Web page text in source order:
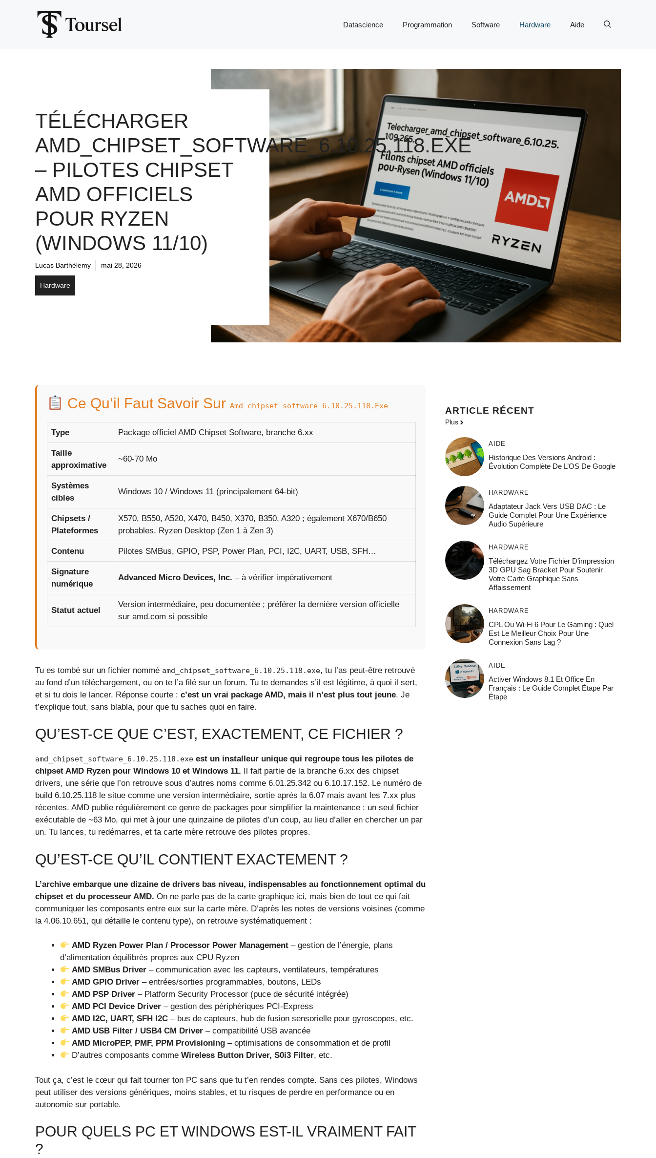
Datascience Programmation Software Hardware Aide
TÉLÉCHARGER
AMD_CHIPSET_SOFTWARE_6.10.25.118.EXE
– PILOTES CHIPSET
AMD OFFICIELS
POUR RYZEN
(WINDOWS 11/10)
Lucas Barthélemy mai 28, 2026
Hardware
Ce Qu’il Faut Savoir SurAmd_chipset_software_6.10.25.118.exe
Type Package officiel AMD Chipset Software, branche 6.xx
Taille
approximative
~60-70 Mo
Systèmes
cibles
Windows 10 / Windows 11 (principalement 64-bit)
Chipsets /
Plateformes
X570, B550, A520, X470, B450, X370, B350, A320 ; également X670/B650
probables, Ryzen Desktop (Zen 1 à Zen 3)
Contenu Pilotes SMBus, GPIO, PSP, Power Plan, PCI, I2C, UART, USB, SFH…
Signature
numérique
Advanced Micro Devices, Inc. – à vérifier impérativement
Statut actuel
Version intermédiaire, peu documentée ; préférer la dernière version officielle
sur amd.com si possible
Tu es tombé sur un fichier nommé amd_chipset_software_6.10.25.118.exe, tu l’as peut-être retrouvé
au fond d’un téléchargement, ou on te l’a filé sur un forum. Tu te demandes s’il est légitime, à quoi il sert,
et si tu dois le lancer. Réponse courte : c’est un vrai package AMD, mais il n’est plus tout jeune. Je
t’explique tout, sans blabla, pour que tu saches quoi en faire.
QU’EST-CE QUE C’EST, EXACTEMENT, CE FICHIER ?
amd_chipset_software_6.10.25.118.exe est un installeur unique qui regroupe tous les pilotes de
chipset AMD Ryzen pour Windows 10 et Windows 11. Il fait partie de la branche 6.xx des chipset
drivers, une série que l’on retrouve sous d’autres noms comme 6.01.25.342 ou 6.10.17.152. Le numéro de
build 6.10.25.118 le situe comme une version intermédiaire, sortie après la 6.07 mais avant les 7.xx plus
récentes. AMD publie régulièrement ce genre de packages pour simplifier la maintenance : un seul fichier
exécutable de ~63 Mo, qui met à jour une quinzaine de pilotes d’un coup, au lieu d’aller en chercher un par
un. Tu lances, tu redémarres, et ta carte mère retrouve des pilotes propres.
QU’EST-CE QU’IL CONTIENT EXACTEMENT ?
L’archive embarque une dizaine de drivers bas niveau, indispensables au fonctionnement optimal du
chipset et du processeur AMD. On ne parle pas de la carte graphique ici, mais bien de tout ce qui fait
communiquer les composants entre eux sur la carte mère. D’après les notes de versions voisines (comme
la 4.06.10.651, qui détaille le contenu type), on retrouve systématiquement :
AMD Ryzen Power Plan / Processor Power Management – gestion de l’énergie, plans
d’alimentation équilibrés propres aux CPU Ryzen
AMD SMBus Driver – communication avec les capteurs, ventilateurs, températures
AMD GPIO Driver – entrées/sorties programmables, boutons, LEDs
AMD PSP Driver – Platform Security Processor (puce de sécurité intégrée)
AMD PCI Device Driver – gestion des périphériques PCI-Express
AMD I2C, UART, SFH I2C – bus de capteurs, hub de fusion sensorielle pour gyroscopes, etc.
AMD USB Filter / USB4 CM Driver – compatibilité USB avancée
AMD MicroPEP, PMF, PPM Provisioning – optimisations de consommation et de profil
D’autres composants commeWireless Button Driver, S0i3 Filter, etc.
Tout ça, c’est le cœur qui fait tourner ton PC sans que tu t’en rendes compte. Sans ces pilotes, Windows
peut utiliser des versions génériques, moins stables, et tu risques de perdre en performance ou en
autonomie sur portable.
POUR QUELS PC ET WINDOWS EST-IL VRAIMENT FAIT
?
ARTICLE RÉCENT
Plus
AIDE
Historique Des Versions Android :
Évolution Complète De L’OS De Google
HARDWARE
Adaptateur Jack Vers USB DAC : Le
Guide Complet Pour Une Expérience
Audio Supérieure
HARDWARE
Téléchargez Votre Fichier D’impression
3D GPU Sag Bracket Pour Soutenir
Votre Carte Graphique Sans
Affaissement
HARDWARE
CPL Ou Wi-Fi 6 Pour Le Gaming : Quel
Est Le Meilleur Choix Pour Une
Connexion Sans Lag ?
AIDE
Activer Windows 8.1 Et Office En
Français : Le Guide Complet Étape Par
Étape